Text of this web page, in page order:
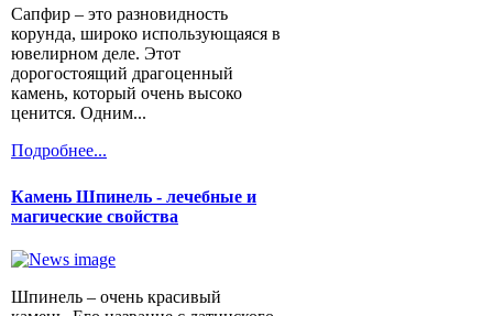
Сапфир – это разновидность
корунда, широко использующаяся в
ювелирном деле. Этот
дорогостоящий драгоценный
камень, который очень высоко
ценится. Одним...
Подробнее...
Камень Шпинель - лечебные и
магические свойства
Шпинель – очень красивый